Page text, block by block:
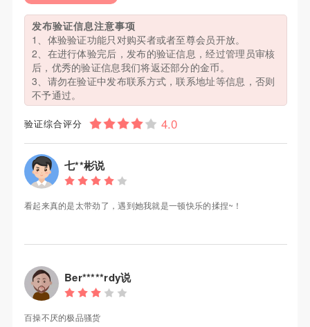
发布验证信息注意事项
1、体验验证功能只对购买者或者至尊会员开放。
2、在进行体验完后，发布的验证信息，经过管理员审核
后，优秀的验证信息我们将返还部分的金币。
3、请勿在验证中发布联系方式，联系地址等信息，否则
不予通过。
验证综合评分
七**彬说
看起来真的是太带劲了，遇到她我就是一顿快乐的揉捏~！
Ber*****rdy说
百操不厌的极品骚货